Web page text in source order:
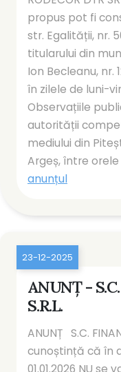
propus pot fi
str. Egalității, nr.
titularului din
Ion Becleanu, nr.
în zilele de luni-
Observațiile
autorității
mediului din
Argeș, între orele
anunțul
23-12-2025
ANUNȚ -
S.R.L.
ANUNȚ S.C.
cunoștință că în
01.01.2026 NU